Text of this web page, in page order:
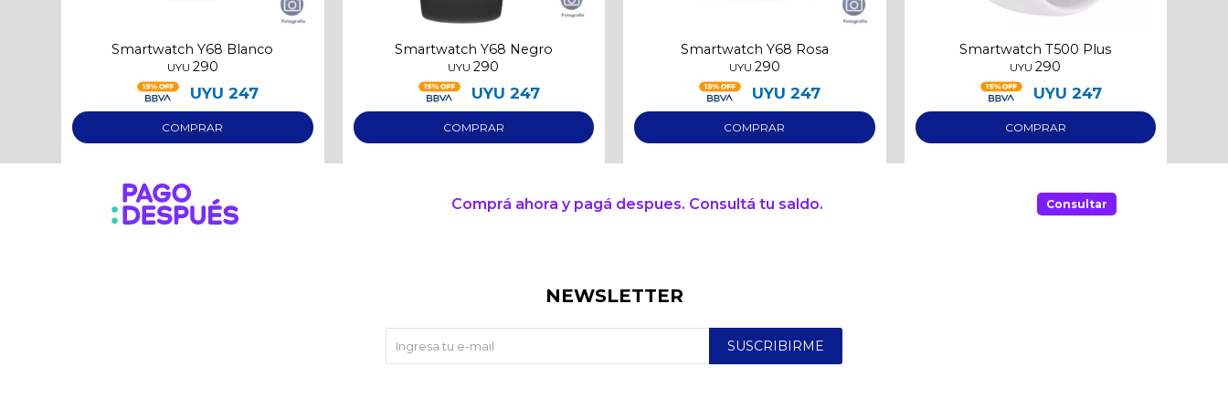
Smartwatch Y68 Blanco
UYU 290
UYU 247
Smartwatch Y68 Negro
UYU 290
UYU 247
Smartwatch Y68 Rosa
UYU 290
UYU 247
Smartwatch T500 Plus
UYU 290
UYU 247
Comprá ahora y pagá despues. Consultá tu saldo. Consultar
NEWSLETTER
SUSCRIBIRME